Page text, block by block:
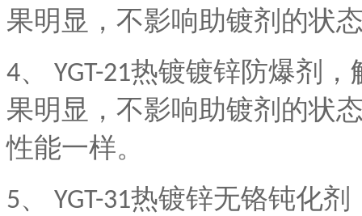
果明显，不影响助镀剂的状
4、
YGT-21热镀镀锌防爆剂，
果明显，不影响助镀剂的状
性能一样。
5、
YGT-31热镀锌无铬钝化剂